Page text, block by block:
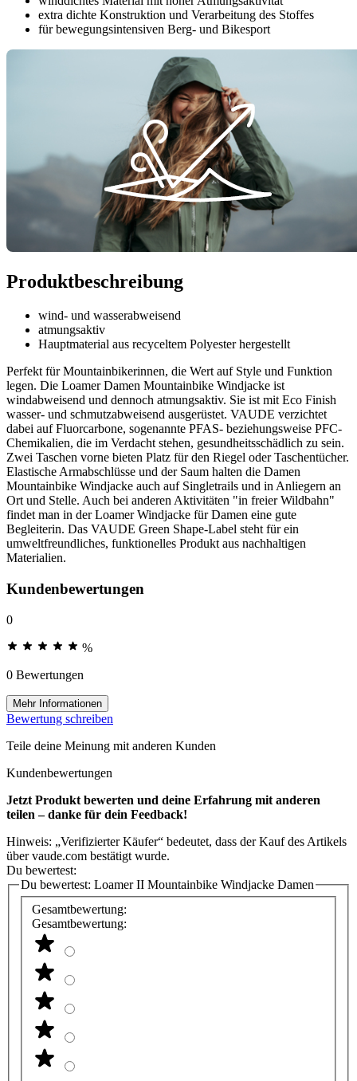
extra dichte Konstruktion und Verarbeitung des Stoffes
für bewegungsintensiven Berg- und Bikesport
Produktbeschreibung
wind- und wasserabweisend
atmungsaktiv
Hauptmaterial aus recyceltem Polyester hergestellt
Perfekt für Mountainbikerinnen, die Wert auf Style und Funktion
legen. Die Loamer Damen Mountainbike Windjacke ist
windabweisend und dennoch atmungsaktiv. Sie ist mit Eco Finish
wasser- und schmutzabweisend ausgerüstet. VAUDE verzichtet
dabei auf Fluorcarbone, sogenannte PFAS- beziehungsweise PFC-
Chemikalien, die im Verdacht stehen, gesundheitsschädlich zu sein.
Zwei Taschen vorne bieten Platz für den Riegel oder Taschentücher.
Elastische Armabschlüsse und der Saum halten die Damen
Mountainbike Windjacke auch auf Singletrails und in Anliegern an
Ort und Stelle. Auch bei anderen Aktivitäten "in freier Wildbahn"
findet man in der Loamer Windjacke für Damen eine gute
Begleiterin. Das VAUDE Green Shape-Label steht für ein
umweltfreundliches, funktionelles Produkt aus nachhaltigen
Materialien.
Kundenbewertungen
0
%
0 Bewertungen
Mehr Informationen
Bewertung schreiben
Teile deine Meinung mit anderen Kunden
Kundenbewertungen
Jetzt Produkt bewerten und deine Erfahrung mit anderen
teilen – danke für dein Feedback!
Hinweis: „Verifizierter Käufer“ bedeutet, dass der Kauf des Artikels
über vaude.com bestätigt wurde.
Du bewertest:
Du bewertest: Loamer II Mountainbike Windjacke Damen
Gesamtbewertung:
Gesamtbewertung: